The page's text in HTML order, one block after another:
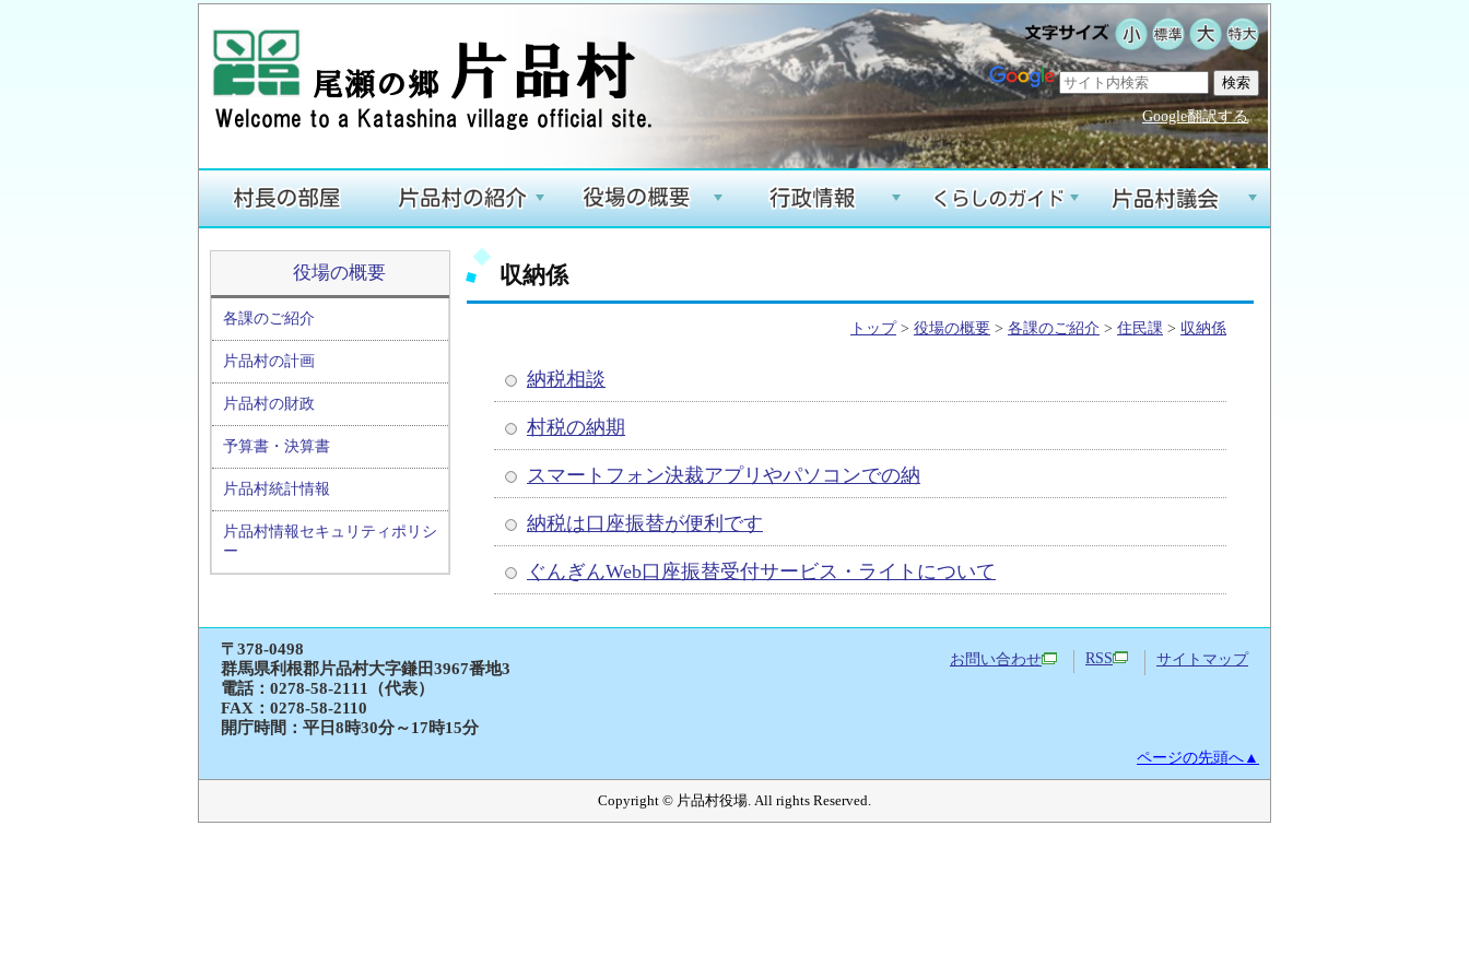
Google翻訳する
役場の概要
各課のご紹介
片品村の計画
片品村の財政
予算書・決算書
片品村統計情報
片品村情報セキュリティポリシ
ー
収納係
トップ> 役場の概要 > 各課のご紹介 > 住民課 > 収納係
納税相談
村税の納期
スマートフォン決裁アプリやパソコンでの納
納税は口座振替が便利です
ぐんぎんWeb口座振替受付サービス・ライトについて
〒378-0498
群馬県利根郡片品村大字鎌田3967番地3
電話： 0278-58-2111（代表）
FAX：0278-58-2110
開庁時間：平日8時30分～17時15分
お問い合わせ RSS サイトマップ
ページの先頭へ▲
Copyright © 片品村役場. All rights Reserved.